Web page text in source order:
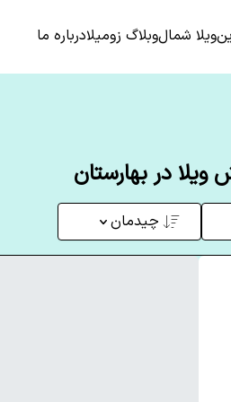
ویلا شمالوبلاگ زومیلادرباره ما
در بهارستان
چیدمان